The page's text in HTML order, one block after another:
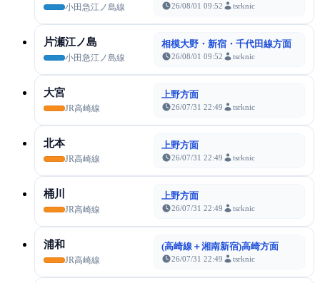
小田急江ノ島線 26/08/01 09:52 tsrknic
片瀬江ノ島
小田急江ノ島線
相模大野・新宿・千代田線方面
26/08/01 09:52 tsrknic
大宮
JR高崎線
上野方面
26/07/31 22:49 tsrknic
北本
JR高崎線
上野方面
26/07/31 22:49 tsrknic
桶川
JR高崎線
上野方面
26/07/31 22:49 tsrknic
浦和
JR高崎線
(高崎線＋湘南新宿)高崎方面
26/07/31 22:49 tsrknic